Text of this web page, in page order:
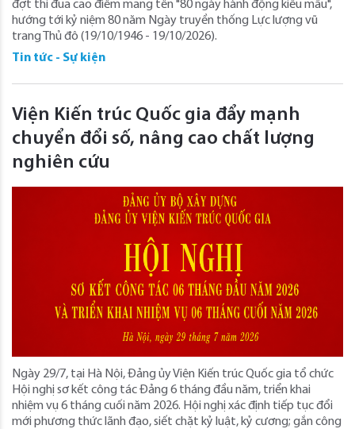
đợt thi đua cao điểm mang tên "80 ngày hành động kiểu mẫu",
hướng tới kỷ niệm 80 năm Ngày truyền thống Lực lượng vũ
trang Thủ đô (19/10/1946 - 19/10/2026).
Tin tức - Sự kiện
Viện Kiến trúc Quốc gia đẩy mạnh
chuyển đổi số, nâng cao chất lượng
nghiên cứu
Ngày 29/7, tại Hà Nội, Đảng ủy Viện Kiến trúc Quốc gia tổ chức
Hội nghị sơ kết công tác Đảng 6 tháng đầu năm, triển khai
nhiệm vụ 6 tháng cuối năm 2026. Hội nghị xác định tiếp tục đổi
mới phương thức lãnh đạo, siết chặt kỷ luật, kỷ cương; gắn công